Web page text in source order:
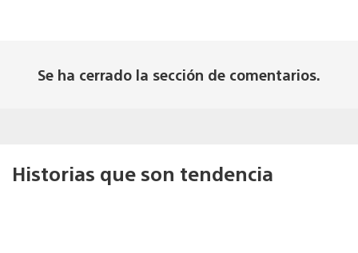
Se ha cerrado la sección de comentarios.
Historias que son tendencia